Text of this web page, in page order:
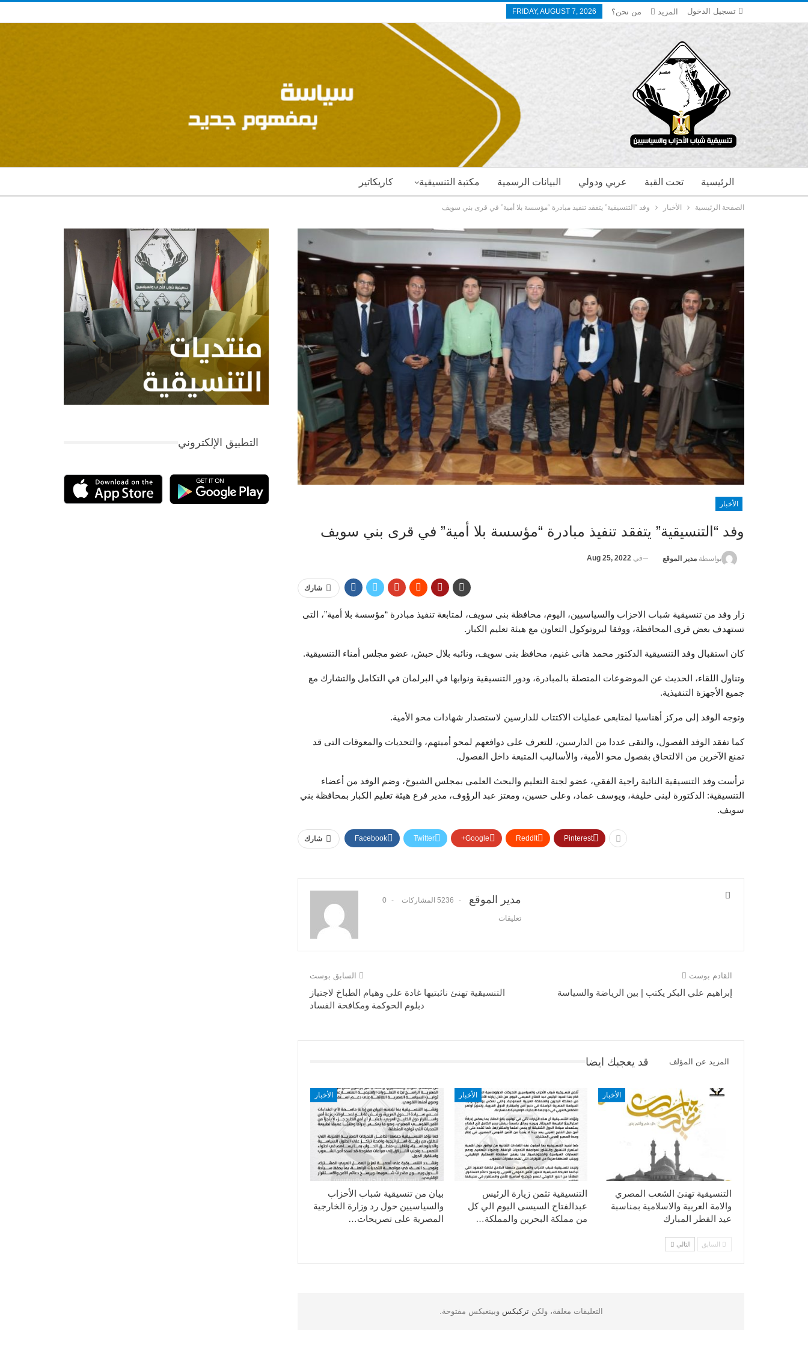
تسجيل الدخول FRIDAY, AUGUST 7, 2026 من نحن؟ المزيد
كاريكاتير مكتبة التنسيقية البيانات الرسمية عربي ودولي تحت القبة الرئيسية
الصفحة الرئيسية الأخبار وفد “التنسيقية” يتفقد تنفيذ مبادرة “مؤسسة بلا أمية” في قرى بني سويف
الأخبار
وفد “التنسيقية” يتفقد تنفيذ مبادرة “مؤسسة بلا أمية” في قرى بني سويف
بواسطة مدير الموقع في Aug 25, 2022
شارك
زار وفد من تنسيقية شباب الاحزاب والسياسيين، اليوم، محافظة بنى سويف، لمتابعة تنفيذ مبادرة “مؤسسة بلا أمية”، التى
تستهدف بعض قرى المحافظة، ووفقا لبروتوكول التعاون مع هيئة تعليم الكبار.
كان استقبال وفد التنسيقية الدكتور محمد هانى غنيم، محافظ بنى سويف، ونائبه بلال حبش، عضو مجلس أمناء التنسيقية.
وتناول اللقاء، الحديث عن الموضوعات المتصلة بالمبادرة، ودور التنسيقية ونوابها في البرلمان في التكامل والتشارك مع
جميع الأجهزة التنفيذية.
وتوجه الوفد إلى مركز أهناسيا لمتابعى عمليات الاكتتاب للدارسين لاستصدار شهادات محو الأمية.
كما تفقد الوفد الفصول، والتقى عددا من الدارسين، للتعرف على دوافعهم لمحو أميتهم، والتحديات والمعوقات التى قد
تمنع الآخرين من الالتحاق بفصول محو الأمية، والأساليب المتبعة داخل الفصول.
ترأست وفد التنسيقية النائبة راجية الفقي، عضو لجنة التعليم والبحث العلمى بمجلس الشيوخ، وضم الوفد من أعضاء
التنسيقية: الدكتورة لبنى خليفة، ويوسف عماد، وعلى حسين، ومعتز عبد الرؤوف، مدير فرع هيئة تعليم الكبار بمحافظة بني
سويف.
شارك Facebook Twitter Google+ ReddIt Pinterest
مدير الموقع 5236 المشاركات 0
تعليقات
السابق بوست
التنسيقية تهنئ نائبتيها غادة علي وهيام الطباخ لاجتياز
دبلوم الحوكمة ومكافحة الفساد
القادم بوست
إبراهيم علي البكر يكتب | بين الرياضة والسياسة
قد يعجبك ايضا المزيد عن المؤلف
الأخبار
بيان من تنسيقية شباب الأحزاب
والسياسيين حول رد وزارة الخارجية
المصرية على تصريحات…
الأخبار
التنسيقية تثمن زيارة الرئيس
عبدالفتاح السيسى اليوم الي كل
من مملكة البحرين والمملكة…
الأخبار
التنسيقية تهنئ الشعب المصري
والامة العربية والاسلامية بمناسبة
عيد الفطر المبارك
السابق التالي
التعليقات مغلقة، ولكنتركبكسوبينغبكس مفتوحة.
التطبيق الإلكتروني